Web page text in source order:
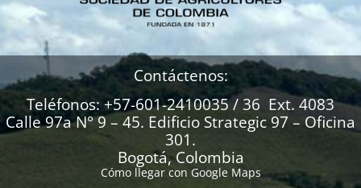
Contáctenos:
Teléfonos: +57-601-2410035 / 36 Ext. 4083
Calle 97a N° 9 – 45. Edificio Strategic 97 – Oficina
301.
Bogotá, Colombia
Cómo llegar con Google Maps